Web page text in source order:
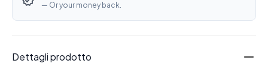
— Or your money back.
Dettagli prodotto